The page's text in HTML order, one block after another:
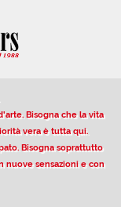
Bisogna che la vita
vera è tutta qui.
Bisogna soprattutto
nuove sensazioni e con